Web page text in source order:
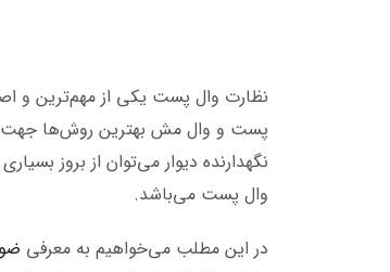
نظارت وال پست یکی از مهم‌ترین و
پست و وال مش بهترین روش‌ها جهت
نگهدارنده دیوار می‌توان از بروز
وال پست می‌باشد.
در این مطلب می‌خواهیم به معرفی